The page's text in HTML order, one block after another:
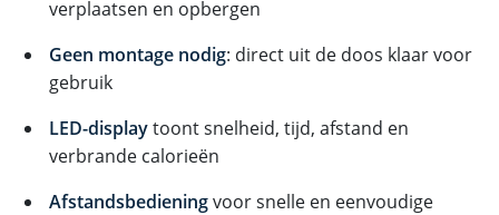
verplaatsen en opbergen
Geen montage nodig: direct uit de doos klaar voor
gebruik
LED-displaytoont snelheid, tijd, afstand en
verbrande calorieën
Afstandsbedieningvoor snelle en eenvoudige